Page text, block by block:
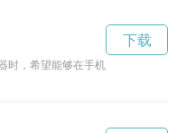
时，希望能够在手机上也有便捷的
下载